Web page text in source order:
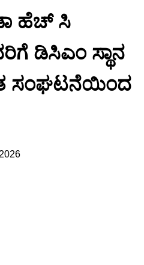
ಹೆಚ್ ಸಿ
ಡಿಸಿಎಂ ಸ್ಥಾನ
ಸಂಘಟನೆಯಿಂದ